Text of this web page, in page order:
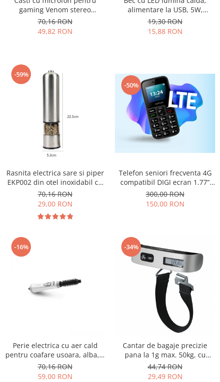
Razatoare electrice
Roboti de bucatarie
Sandwich-makere
Aspiratoare
Fiare, statii & aparate de calcat cu
Laminatoare si accesorii
gaming Venom stereo
conexiune jack 2 x 3.5
microfon si casca, ajustabile,
70,16 RON
49,82 RON
alimentare la USB, 5W,
lungime cablu 2.5m
19,30 RON
15,88 RON
-59%
Rasnita electrica sare si piper
EKP002 din otel inoxidabil cu
camere depozitare
transparente, control finetea
70,16 RON
29,00 RON
-50%
Telefon seniori frecventa 4G
compatibil DIGI ecran 1.77”
camera 0.3MP acumulator
800mAh Halo A LTE Meniu RO
300,00 RON
150,00 RON
-16%
Perie electrica cu aer cald
pentru coafare usoara, alba, 3
niveluri de ventilatie, alba
70,16 RON
59,00 RON
-34%
Cantar de bagaje precizie
pana la 1g max. 50kg, cu
ecran LCD, usor ideal calatorii
44,74 RON
29,49 RON